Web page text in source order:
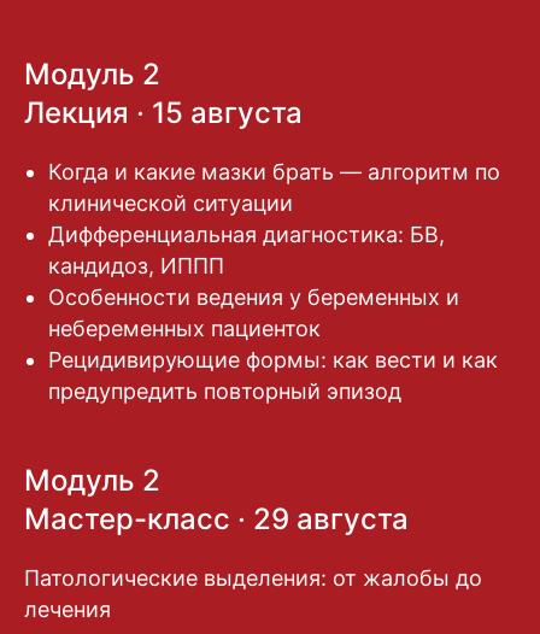
Модуль 2
Лекция · 15 августа
Когда и какие мазки брать — алгоритм по
клинической ситуации
Дифференциальная диагностика: БВ,
кандидоз, ИППП
Особенности ведения у беременных и
небеременных пациенток
Рецидивирующие формы: как вести и как
предупредить повторный эпизод
Модуль 2
Мастер-класс · 29 августа
Патологические выделения: от жалобы до
лечения